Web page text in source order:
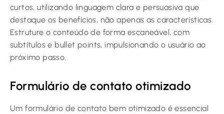
curtos, utilizando linguagem clara e persuasiva que
destaque os benefícios, não apenas as características.
Estruture o conteúdo de forma escaneável, com
subtítulos e bullet points, impulsionando o usuário ao
próximo passo.
Formulário de contato otimizado
Um formulário de contato bem otimizado é essencial